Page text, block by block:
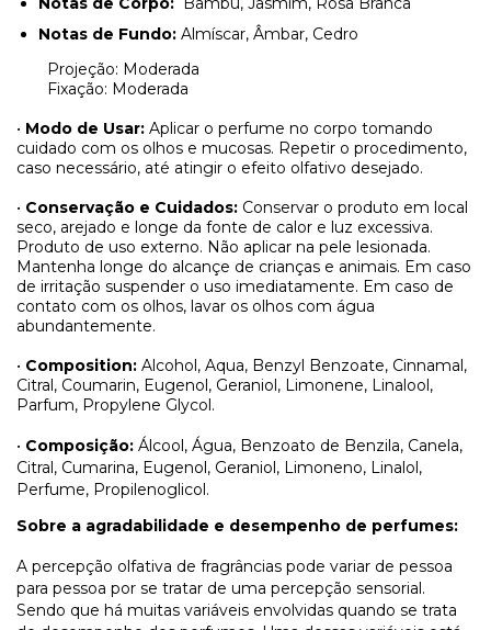
Notas de Fundo: Almíscar, Âmbar, Cedro
Projeção: Moderada
Fixação: Moderada
• Modo de Usar: Aplicar o perfume no corpo tomando
cuidado com os olhos e mucosas. Repetir o procedimento,
caso necessário, até atingir o efeito olfativo desejado.
• Conservação e Cuidados: Conservar o produto em local
seco, arejado e longe da fonte de calor e luz excessiva.
Produto de uso externo. Não aplicar na pele lesionada.
Mantenha longe do alcançe de crianças e animais. Em caso
de irritação suspender o uso imediatamente. Em caso de
contato com os olhos, lavar os olhos com água
abundantemente.
• Composition: Alcohol, Aqua, Benzyl Benzoate, Cinnamal,
Citral, Coumarin, Eugenol, Geraniol, Limonene, Linalool,
Parfum, Propylene Glycol.
• Composição: Álcool, Água, Benzoato de Benzila, Canela,
Citral, Cumarina, Eugenol, Geraniol, Limoneno, Linalol,
Perfume, Propilenoglicol.
Sobre a agradabilidade e desempenho de perfumes:
A percepção olfativa de fragrâncias pode variar de pessoa
para pessoa por se tratar de uma percepção sensorial.
Sendo que há muitas variáveis envolvidas quando se trata